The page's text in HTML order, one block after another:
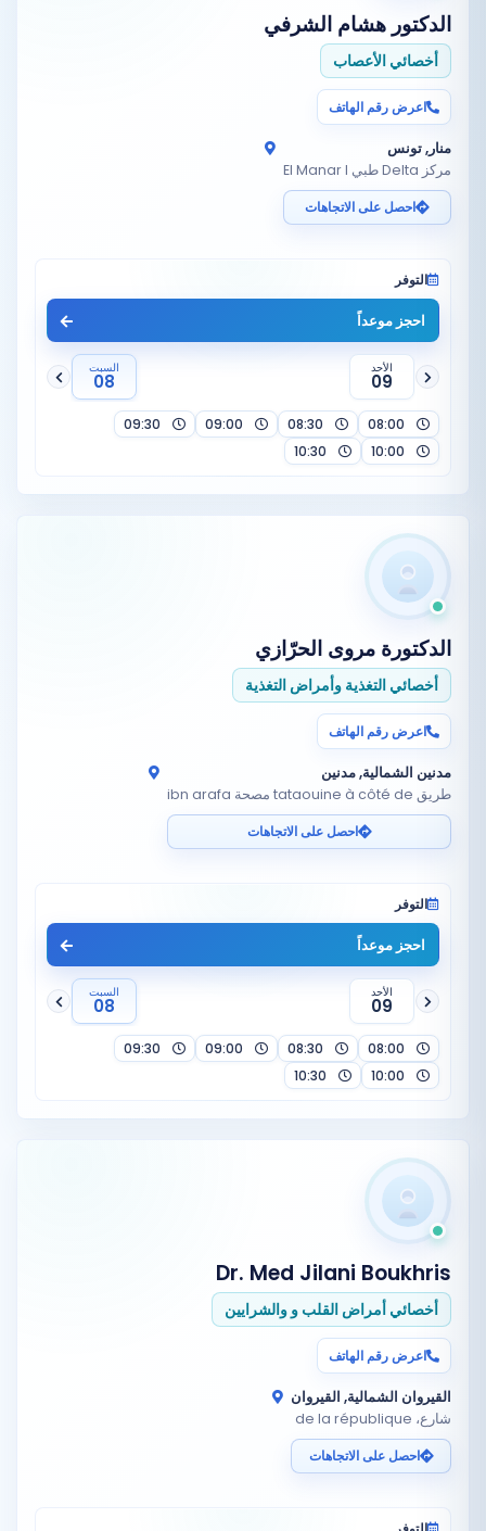
الدكتور هشام الشرفي
أخصائي الأعصاب
اعرض رقم الهاتف
منار, تونس
مركز Delta طبي El Manar I
احصل على الاتجاهات
التوفر
احجز موعداً
الأحد
09
السبت
08
الدكتورة مروى الحرّازي
أخصائي التغذية وأمراض التغذية
اعرض رقم الهاتف
مدنين الشمالية, مدنين
طريق tataouine à côté de مصحة ibn arafa
احصل على الاتجاهات
التوفر
احجز موعداً
الأحد
09
السبت
08
Dr. Med Jilani Boukhris
أخصائي أمراض القلب و والشرايين
اعرض رقم الهاتف
القيروان الشمالية, القيروان
شارع، de la république
احصل على الاتجاهات